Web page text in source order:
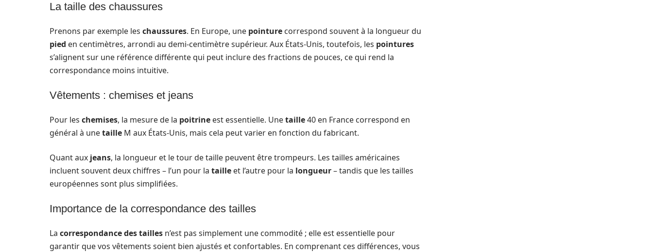
La taille des chaussures
Prenons par exemple les chaussures. En Europe, une pointure correspond souvent à la longueur du
pied en centimètres, arrondi au demi-centimètre supérieur. Aux États-Unis, toutefois, les pointures
s’alignent sur une référence différente qui peut inclure des fractions de pouces, ce qui rend la
correspondance moins intuitive.
Vêtements : chemises et jeans
Pour les chemises, la mesure de la poitrine est essentielle. Unetaille40 en France correspond en
général à unetaille M aux États-Unis, mais cela peut varier en fonction du fabricant.
Quant aux jeans, la longueur et le tour de taille peuvent être trompeurs. Les tailles américaines
incluent souvent deux chiffres – l’un pour la taille et l’autre pour la longueur– tandis que les tailles
européennes sont plus simplifiées.
Importance de la correspondance des tailles
La correspondance des tailles n’est pas simplement une commodité ; elle est essentielle pour
garantir que vos vêtements soient bien ajustés et confortables. En comprenant ces différences, vous